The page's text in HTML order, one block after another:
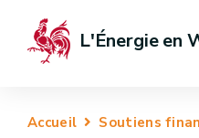
L'Énergie en
Accueil
Soutiens